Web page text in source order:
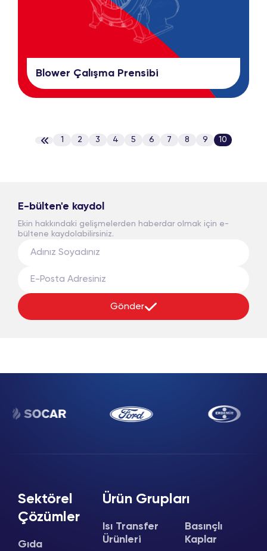
Blower Çalışma Prensibi
1 2 3 4 5 6 7 8 9 10
E-bülten'e kaydol
Ekin hakkındaki gelişmelerden haberdar olmak için e-
bültene kaydolabilirsiniz.
Gönder
Sektörel
Çözümler
Gıda
Ürün Grupları
Isı Transfer
Ürünleri
Basınçlı
Kaplar